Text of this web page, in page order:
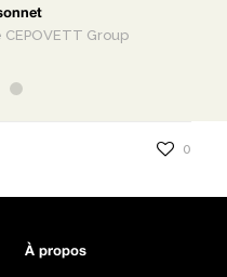
Group
0
À propos